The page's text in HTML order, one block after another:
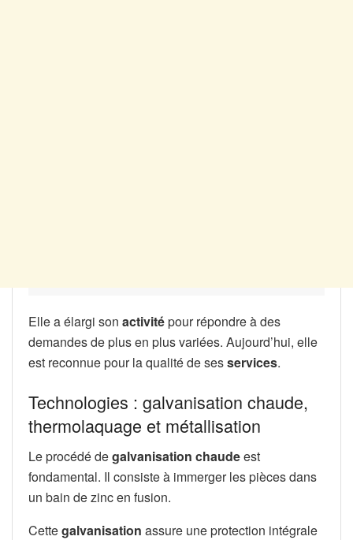
Elle a élargi son activitépour répondre à des
demandes de plus en plus variées. Aujourd’hui, elle
est reconnue pour la qualité de sesservices.
Technologies : galvanisation chaude,
thermolaquage et métallisation
Le procédé degalvanisation chaudeest
fondamental. Il consiste à immerger les pièces dans
un bain de zinc en fusion.
Cettegalvanisation assure une protection intégrale